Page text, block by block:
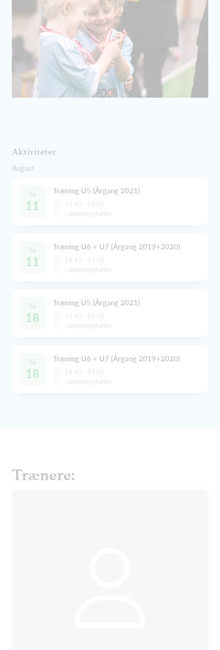
Aktiviteter
August
Tir
11
Træning U5 (Årgang 2021)
15:45 - 16:45
Langebjerghallen
Tir
11
Træning U6 + U7 (Årgang 2019+2020)
16:45 - 17:45
Langebjerghallen
Tir
18
Træning U5 (Årgang 2021)
15:45 - 16:45
Langebjerghallen
Tir
18
Træning U6 + U7 (Årgang 2019+2020)
16:45 - 17:45
Langebjerghallen
Trænere: